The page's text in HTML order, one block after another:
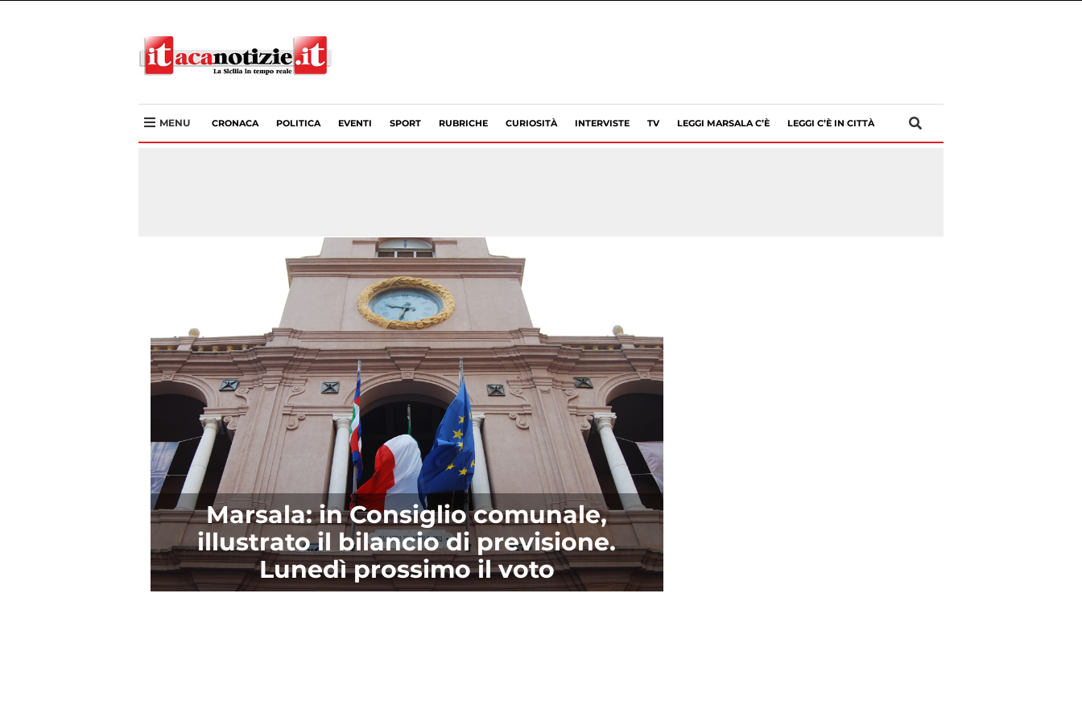
MENU CRONACA POLITICA EVENTI SPORT RUBRICHE CURIOSITÀ INTERVISTE TV LEGGI MARSALA C’È LEGGI C’È IN CITTÀ
Marsala: in Consiglio comunale,
illustrato il bilancio di previsione.
Lunedì prossimo il voto